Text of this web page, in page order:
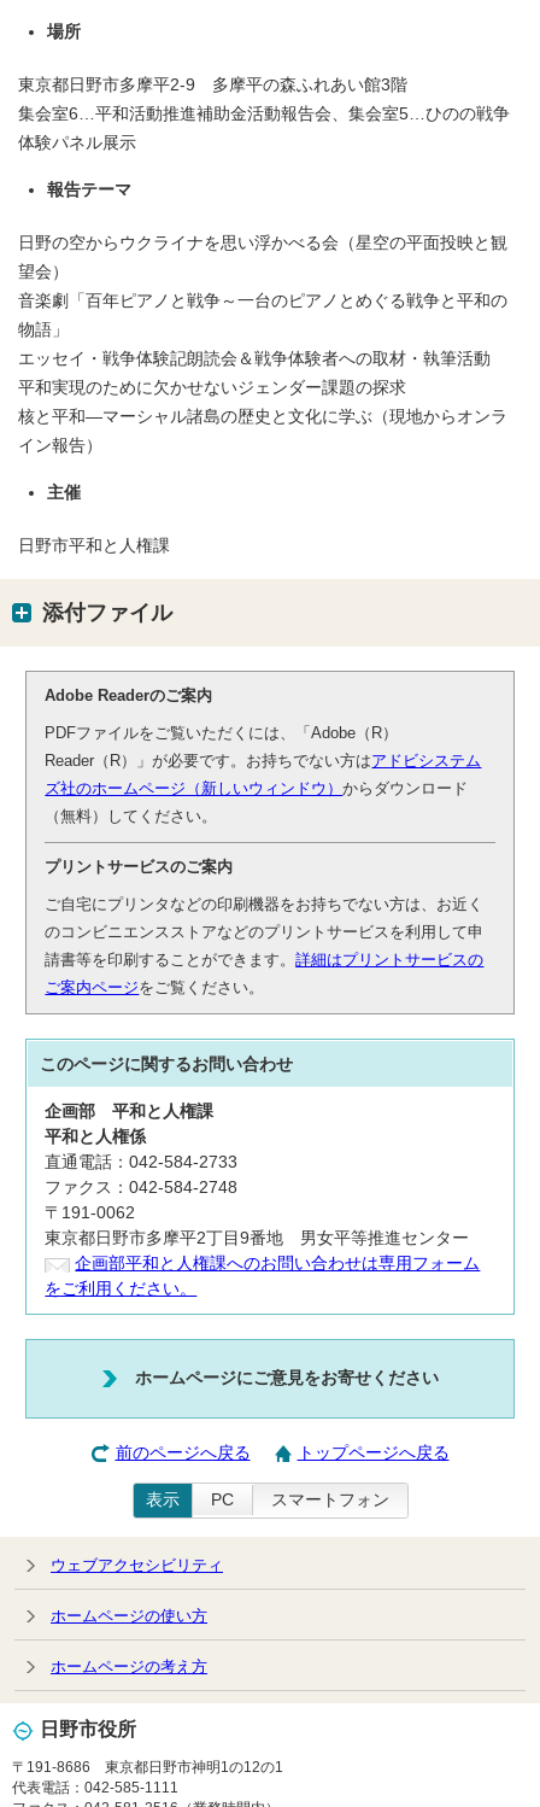
場所
東京都日野市多摩平2-9 多摩平の森ふれあい館3階
集会室6…平和活動推進補助金活動報告会、集会室5…ひのの戦争
体験パネル展示
報告テーマ
日野の空からウクライナを思い浮かべる会（星空の平面投映と観
望会）
音楽劇「百年ピアノと戦争～一台のピアノとめぐる戦争と平和の
物語」
エッセイ・戦争体験記朗読会＆戦争体験者への取材・執筆活動
平和実現のために欠かせないジェンダー課題の探求
核と平和―マーシャル諸島の歴史と文化に学ぶ（現地からオンラ
イン報告）
主催
日野市平和と人権課
添付ファイル
Adobe Readerのご案内
PDFファイルをご覧いただくには、「Adobe（R）
Reader（R）」が必要です。お持ちでない方はアドビシステム
ズ社のホームページ（新しいウィンドウ）からダウンロード
（無料）してください。
プリントサービスのご案内
ご自宅にプリンタなどの印刷機器をお持ちでない方は、お近く
のコンビニエンスストアなどのプリントサービスを利用して申
請書等を印刷することができます。詳細はプリントサービスの
ご案内ページをご覧ください。
このページに関するお問い合わせ
企画部平和と人権課
平和と人権係
直通電話：042-584-2733
ファクス：042-584-2748
〒191-0062
東京都日野市多摩平2丁目9番地 男女平等推進センター
企画部平和と人権課へのお問い合わせは専用フォーム
をご利用ください。
ホームページにご意見をお寄せください
前のページへ戻る トップページへ戻る
表示 PC スマートフォン
ウェブアクセシビリティ
ホームページの使い方
ホームページの考え方
日野市役所
〒191-8686 東京都日野市神明1の12の1
代表電話：042-585-1111